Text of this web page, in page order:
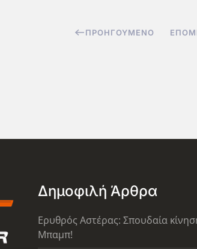
ΠΡΟΗΓΟΎΜΕΝΟ
Δημοφιλή Άρθρα
Ερυθρός Αστέρας: Σπουδαία
Μπαμπ!